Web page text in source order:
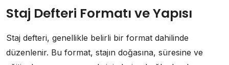
Staj Defteri Formatı ve Yapısı
Staj defteri, genellikle belirli bir format dahilinde
düzenlenir. Bu format, stajın doğasına, süresine ve